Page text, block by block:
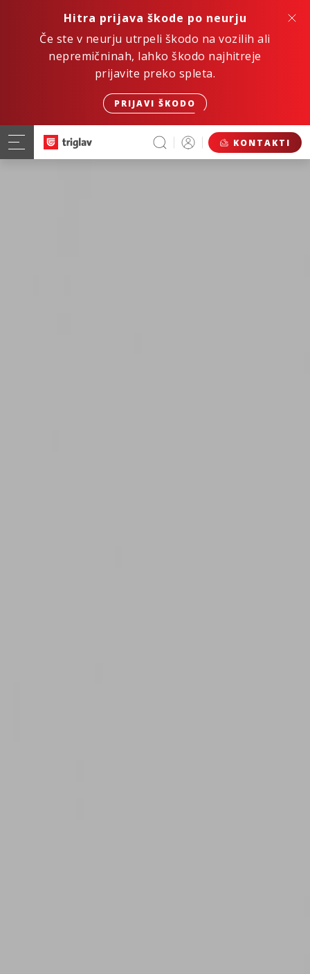
Hitra prijava škode po neurju
Če ste v neurju utrpeli škodo na vozilih ali
nepremičninah, lahko škodo najhitreje
prijavite preko spleta.
PRIJAVI ŠKODO
KONTAKTI